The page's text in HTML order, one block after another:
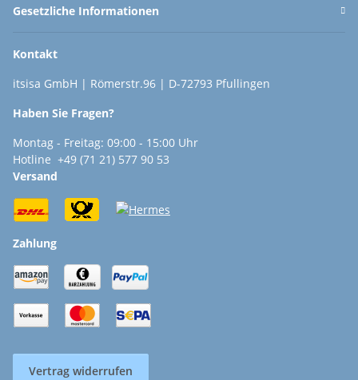
Gesetzliche Informationen
Kontakt
itsisa GmbH | Römerstr.96 | D-72793 Pfullingen
Haben Sie Fragen?
Montag - Freitag: 09:00 - 15:00 Uhr
Hotline +49 (71 21) 577 90 53
Versand
Zahlung
Vertrag widerrufen